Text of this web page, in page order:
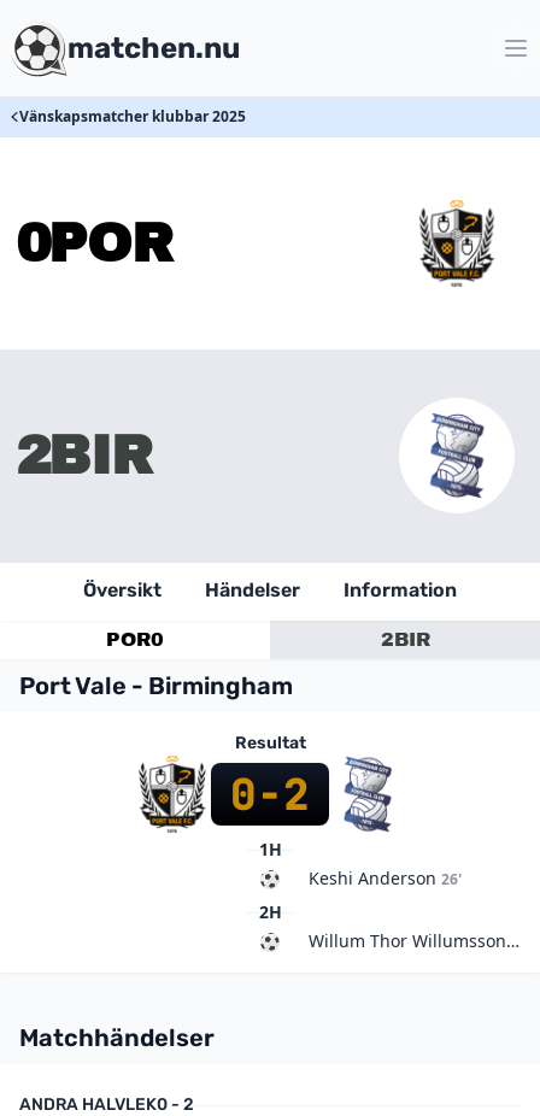
matchen.nu
Vänskapsmatcher klubbar 2025
0POR
2BIR
Översikt Händelser Information
POR0 2BIR
Port Vale - Birmingham
Resultat
0-2
1H
Keshi Anderson 26'
2H
Willum Thor Willumsson80'
Matchhändelser
ANDRA HALVLEK0 - 2